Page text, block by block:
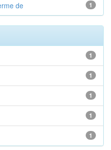
1
de
1
1
1
1
1